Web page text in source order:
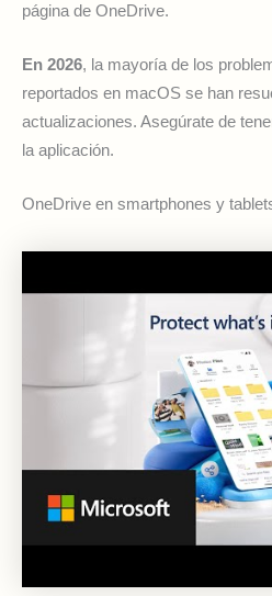
página de OneDrive.
En 2026, la mayoría de los
reportados en macOS se han
actualizaciones. Asegúrate de
la aplicación.
OneDrive en smartphones y